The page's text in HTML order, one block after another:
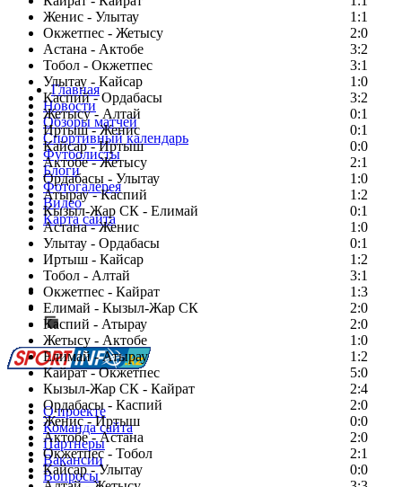
Женис - Улытау
1:1
Окжетпес - Жетысу
2:0
Астана - Актобе
3:2
Тобол - Окжетпес
3:1
Улытау - Кайсар
1:0
Каспий - Ордабасы
3:2
Жетысу - Алтай
0:1
Иртыш - Женис
0:1
Кайсар - Иртыш
0:0
Актобе - Жетысу
2:1
Ордабасы - Улытау
1:0
Атырау - Каспий
1:2
Кызыл-Жар СК - Елимай
0:1
Астана - Женис
1:0
Улытау - Ордабасы
0:1
Иртыш - Кайсар
1:2
Тобол - Алтай
3:1
Окжетпес - Кайрат
1:3
Елимай - Кызыл-Жар СК
2:0
Каспий - Атырау
2:0
Жетысу - Актобе
1:0
Елимай - Атырау
1:2
Кайрат - Окжетпес
5:0
Кызыл-Жар СК - Кайрат
2:4
Ордабасы - Каспий
2:0
Женис - Иртыш
0:0
Актобе - Астана
2:0
Окжетпес - Тобол
2:1
Кайсар - Улытау
0:0
Главная
Новости
Обзоры матчей
Спортивный календарь
Футболисты
Блоги
Фотогалерея
Видео
Карта сайта
Есть идея?
Сообщить о мероприятии
Перейти на старый сайт
О проекте
Команда сайта
Партнеры
Вакансии
Вопросы